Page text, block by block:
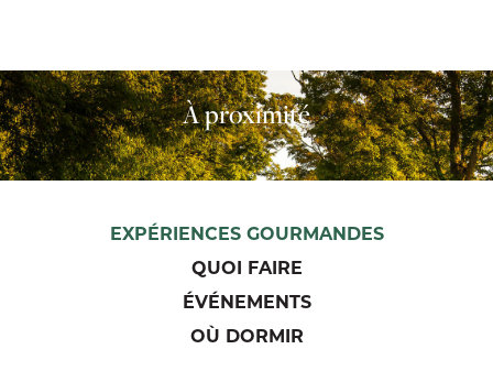
À proximité
EXPÉRIENCES GOURMANDES
QUOI FAIRE
ÉVÉNEMENTS
OÙ DORMIR